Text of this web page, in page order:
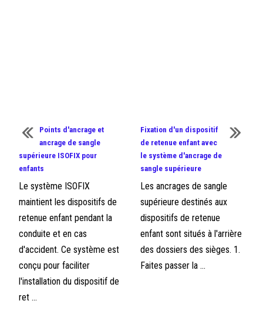
Points d'ancrage et
ancrage de sangle
supérieure ISOFIX pour
enfants
Le système ISOFIX
maintient les dispositifs de
retenue enfant pendant la
conduite et en cas
d'accident. Ce système est
conçu pour faciliter
l'installation du dispositif de
ret ...
Fixation d'un dispositif
de retenue enfant avec
le système d'ancrage de
sangle supérieure
Les ancrages de sangle
supérieure destinés aux
dispositifs de retenue
enfant sont situés à l'arrière
des dossiers des sièges. 1.
Faites passer la ...